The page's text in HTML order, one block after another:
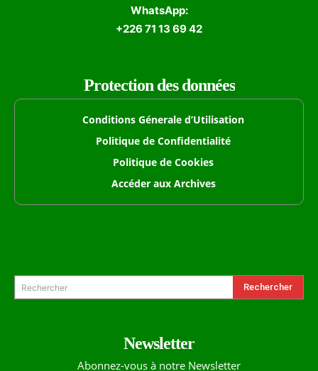
WhatsApp:
+226 71 13 69 42
Protection des données
Conditions Génerale d’Utilisation
Politique de Confidentialité
Politique de Cookies
Accéder aux Archives
Rechercher Rechercher
Newsletter
Abonnez-vous à notre Newsletter